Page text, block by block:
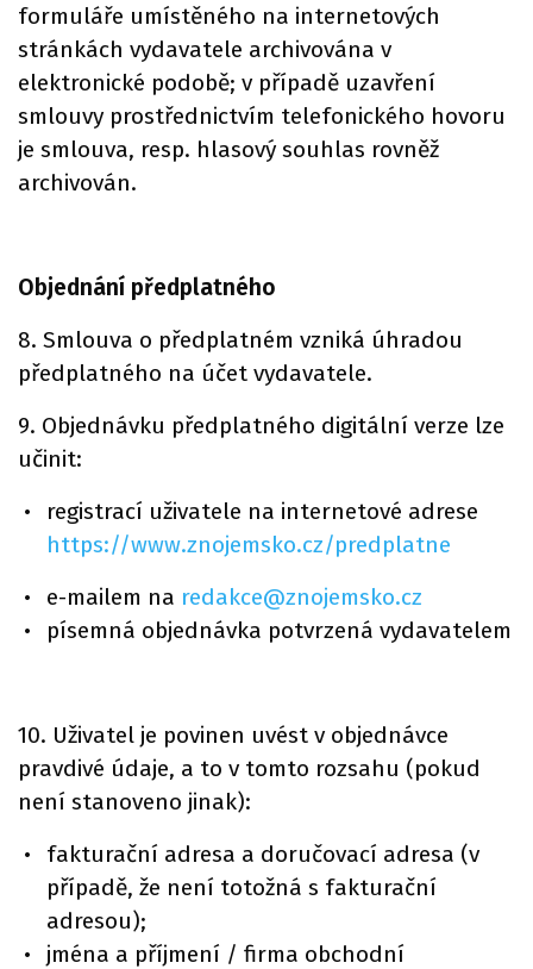
formuláře umístěného na internetových
stránkách vydavatele archivována v
elektronické podobě; v případě uzavření
smlouvy prostřednictvím telefonického hovoru
je smlouva, resp. hlasový souhlas rovněž
archivován.
Objednání předplatného
8. Smlouva o předplatném vzniká úhradou
předplatného na účet vydavatele.
9. Objednávku předplatného digitální verze lze
učinit:
registrací uživatele na internetové adrese
https://www.znojemsko.cz/predplatne
e-mailem na redakce@znojemsko.cz
písemná objednávka potvrzená vydavatelem
10. Uživatel je povinen uvést v objednávce
pravdivé údaje, a to v tomto rozsahu (pokud
není stanoveno jinak):
fakturační adresa a doručovací adresa (v
případě, že není totožná s fakturační
adresou);
jména a příjmení / firma obchodní